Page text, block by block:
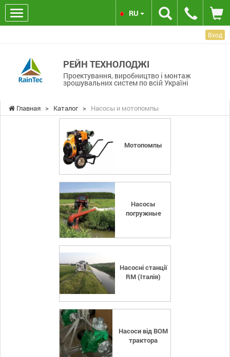
Вход
РЕЙН ТЕХНОЛОДЖІ
Проектування, виробництво і монтаж
зрошувальних систем по всій Україні
RU
Главная > Каталог > Насосы и мотопомпы
Мотопомпы
Насосы
погружные
Насосні станції
RM (Італія)
Насоси від ВОМ
трактора